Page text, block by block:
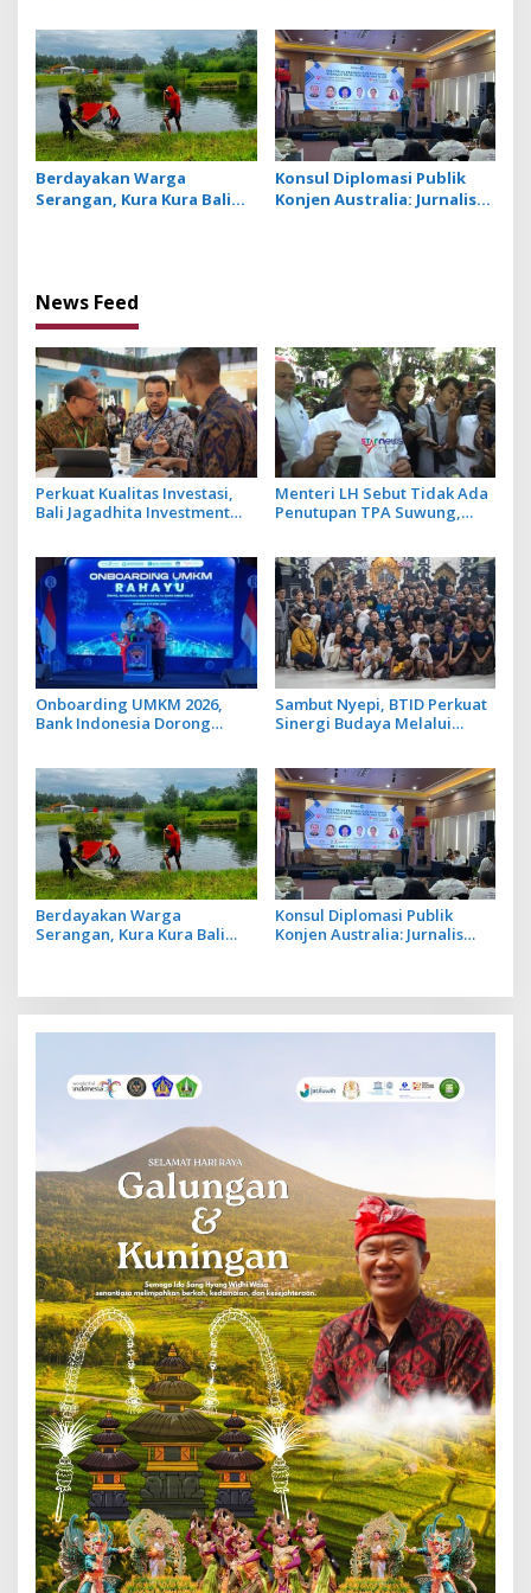
di 6 Banjar Desa Serangan
Berdayakan Warga
Serangan, Kura Kura Bali
Konsul Diplomasi Publik
Konjen Australia: Jurnalis
News Feed
Perkuat Kualitas Investasi,
Bali Jagadhita Investment
Investor
Menteri LH Sebut Tidak Ada
Penutupan TPA Suwung,
Onboarding UMKM 2026,
Bank Indonesia Dorong
Sambut Nyepi, BTID Perkuat
Sinergi Budaya Melalui
Berdayakan Warga
Serangan, Kura Kura Bali
Konsul Diplomasi Publik
Konjen Australia: Jurnalis